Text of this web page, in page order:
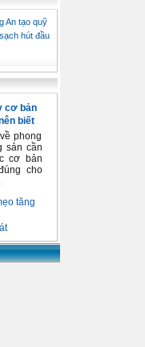
An tạo quỹ
hút đầu
cơ bản
biết
phong
sản cần
cơ bản
cho
tăng